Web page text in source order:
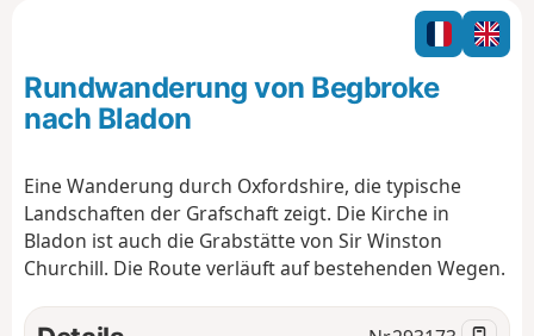
o
l
e
n
o
Rundwanderung von Begbroke
nach Bladon
Eine Wanderung durch Oxfordshire, die typische
Landschaften der Grafschaft zeigt. Die Kirche in
Bladon ist auch die Grabstätte von Sir Winston
Churchill. Die Route verläuft auf bestehenden Wegen.